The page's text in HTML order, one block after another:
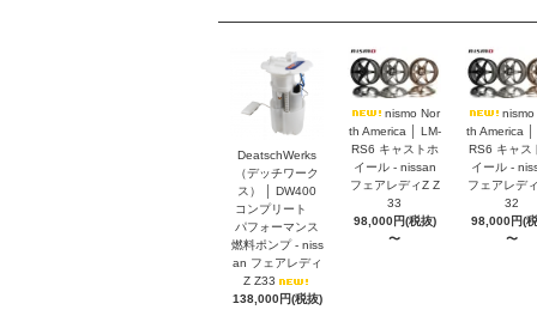
DeatschWerks
（デッチワーク
ス） │ DW400
コンプリート
パフォーマンス
燃料ポンプ - niss
an フェアレディ
Z Z33
138,000円(税抜)
nismo Nor
th America │ LM-
RS6 キャストホ
イール - nissan
フェアレディZ Z
33
98,000円(税抜)
〜
nismo
th America │
RS6 キャス
イール -
フェアレデ
32
98,000円(
〜